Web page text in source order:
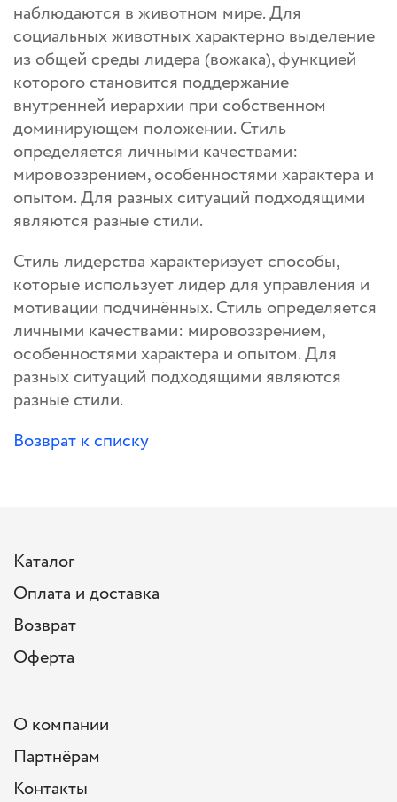
наблюдаются в животном мире. Для
социальных животных характерно выделение
из общей среды лидера (вожака), функцией
которого становится поддержание
внутренней иерархии при собственном
доминирующем положении. Стиль
определяется личными качествами:
мировоззрением, особенностями характера и
опытом. Для разных ситуаций подходящими
являются разные стили.
Стиль лидерства характеризует способы,
которые использует лидер для управления и
мотивации подчинённых. Стиль определяется
личными качествами: мировоззрением,
особенностями характера и опытом. Для
разных ситуаций подходящими являются
разные стили.
Возврат к списку
Каталог
Оплата и доставка
Возврат
Оферта
О компании
Партнёрам
Контакты